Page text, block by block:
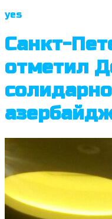
yes
Санкт-
отметил